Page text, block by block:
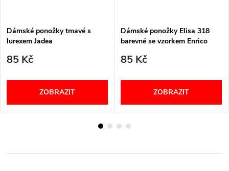
Dámské ponožky tmavé s
lurexem Jadea
85 Kč
ZOBRAZIT
Dámské ponožky Elisa 318
barevné se vzorkem Enrico
85 Kč
ZOBRAZIT